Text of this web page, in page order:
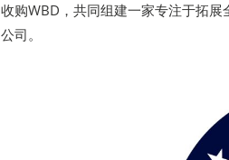
收购WBD，共同组建一家专注于拓
公司。